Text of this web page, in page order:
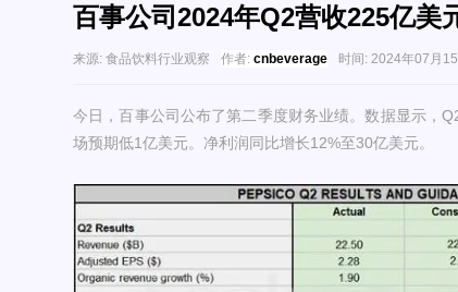
百事公司2024年Q2营收225亿美
来源: 食品饮料行业观察 作者: cnbeverage 时间: 2024年07月
今日，百事公司公布了第二季度财务业绩。数据显示，
场预期低1亿美元。净利润同比增长12%至30亿美元。